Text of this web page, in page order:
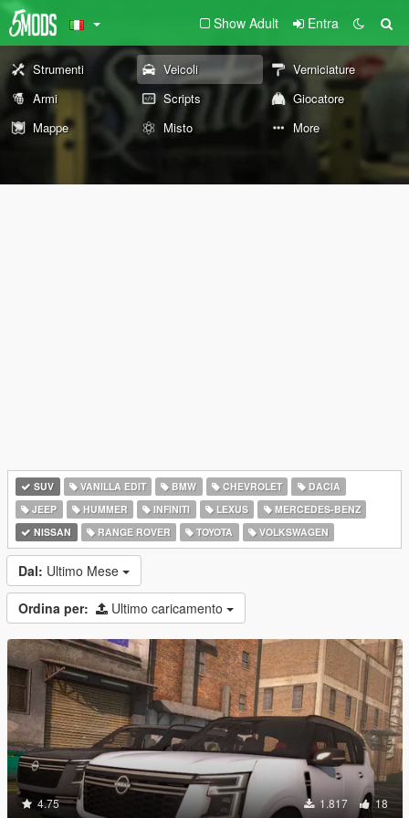
Show Adult Entra
Strumenti Veicoli
Verniciature
Armi
Scripts
Giocatore
Mappe
Misto More
SUV VANILLA EDIT BMW CHEVROLET
DACIA
JEEP
HUMMER INFINITI LEXUS
MERCEDES-BENZ
NISSAN
RANGE ROVER TOYOTA VOLKSWAGEN
Dal: Ultimo Mese
Ordina per: Ultimo caricamento
4.75 1.817 18